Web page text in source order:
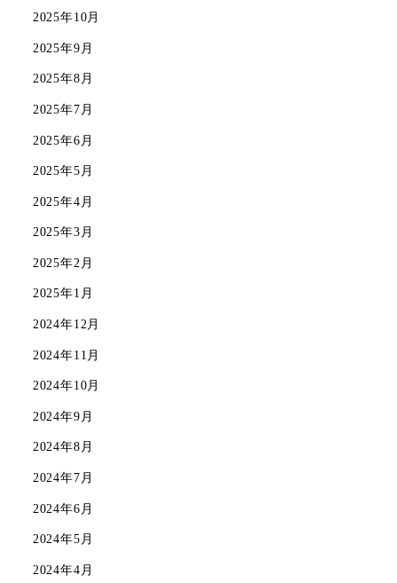
2025年10月
2025年9月
2025年8月
2025年7月
2025年6月
2025年5月
2025年4月
2025年3月
2025年2月
2025年1月
2024年12月
2024年11月
2024年10月
2024年9月
2024年8月
2024年7月
2024年6月
2024年5月
2024年4月